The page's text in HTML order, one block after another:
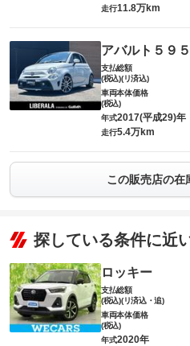
走行11.8万km
アバルト５９５
支払総額
(税込)(リ済込)
車両本体価格
(税込)
年式2017(平成29)年
走行5.4万km
この販売店の在
探している条件に近
ロッキー
支払総額
(税込)(リ済込・追)
車両本体価格
(税込)
年式2020年